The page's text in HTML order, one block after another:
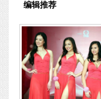
编辑推荐